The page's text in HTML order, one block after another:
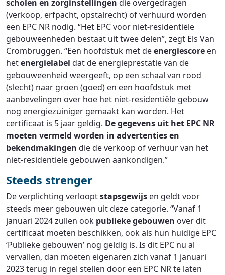
scholen en zorginstellingen die overgedragen
(verkoop, erfpacht, opstalrecht) of verhuurd worden
een EPC NR nodig. “Het EPC voor niet-residentiële
gebouweenheden bestaat uit twee delen”, zegt Els Van
Crombruggen. “Een hoofdstuk met deenergiescore en
hetenergielabel dat de energieprestatie van de
gebouweenheid weergeeft, op een schaal van rood
(slecht) naar groen (goed) en een hoofdstuk met
aanbevelingen over hoe het niet-residentiële gebouw
nog energiezuiniger gemaakt kan worden. Het
certificaat is 5 jaar geldig. De gegevens uit het EPC NR
moeten vermeld worden in advertenties en
bekendmakingen die de verkoop of verhuur van het
niet-residentiële gebouwen aankondigen.”
Steeds strenger
De verplichting verlooptstapsgewijs en geldt voor
steeds meer gebouwen uit deze categorie. “Vanaf 1
januari 2024 zullen ook publieke gebouwen over dit
certificaat moeten beschikken, ook als hun huidige EPC
‘Publieke gebouwen’ nog geldig is. Is dit EPC nu al
vervallen, dan moeten eigenaren zich vanaf 1 januari
2023 terug in regel stellen door een EPC NR te laten